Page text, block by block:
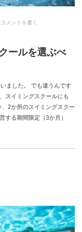
コメントを書く
ールを選ぶべ
ました。 でも違うんです
スイミングスクールにも
、2か所のスイミングスクー
する期間限定（3か月）